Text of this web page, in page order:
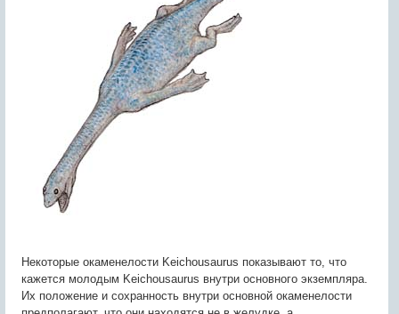
Некоторые окаменелости Keichousaurus показывают то, что
кажется молодым Keichousaurus внутри основного экземпляра.
Их положение и сохранность внутри основной окаменелости